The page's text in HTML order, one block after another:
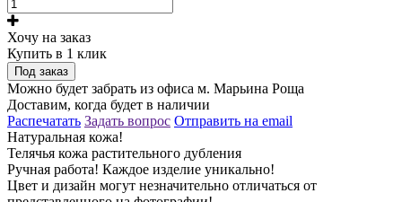
Хочу на заказ
Купить в 1 клик
Под заказ
Можно будет забрать из офиса м. Марьина Роща
Доставим, когда будет в наличии
Распечатать Задать вопрос Отправить на email
Натуральная кожа!
Телячья кожа растительного дубления
Ручная работа! Каждое изделие уникально!
Цвет и дизайн могут незначительно отличаться от